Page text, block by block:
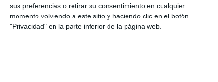
sus preferencias o retirar su consentimiento en cualquier
momento volviendo a este sitio y haciendo clic en el botón
"Privacidad" en la parte inferior de la página web.
DGO DSports (610/1610)
Viernes, 8/3/2024